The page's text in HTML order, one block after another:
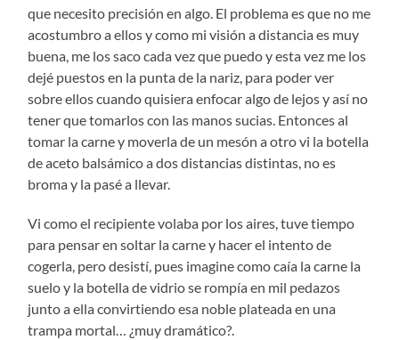
que necesito precisión en algo. El problema es que no me
acostumbro a ellos y como mi visión a distancia es muy
buena, me los saco cada vez que puedo y esta vez me los
dejé puestos en la punta de la nariz, para poder ver
sobre ellos cuando quisiera enfocar algo de lejos y así no
tener que tomarlos con las manos sucias. Entonces al
tomar la carne y moverla de un mesón a otro vi la botella
de aceto balsámico a dos distancias distintas, no es
broma y la pasé a llevar.
Vi como el recipiente volaba por los aires, tuve tiempo
para pensar en soltar la carne y hacer el intento de
cogerla, pero desistí, pues imagine como caía la carne la
suelo y la botella de vidrio se rompía en mil pedazos
junto a ella convirtiendo esa noble plateada en una
trampa mortal… ¿muy dramático?.